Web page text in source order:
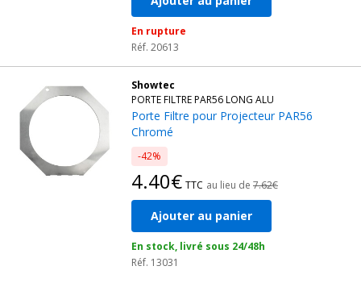
En rupture
Réf. 20613
Showtec
PORTE FILTRE PAR56 LONG ALU
Porte Filtre pour Projecteur PAR56
Chromé
-42%
4.40€ TTC au lieu de 7.62€
Ajouter au panier
En stock, livré sous 24/48h
Réf. 13031